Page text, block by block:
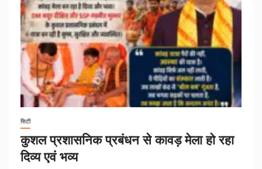
सिटी
कुशल प्रशासनिक प्रबंधन से कावड़ मेला हो रहा
दिव्य एवं भव्य